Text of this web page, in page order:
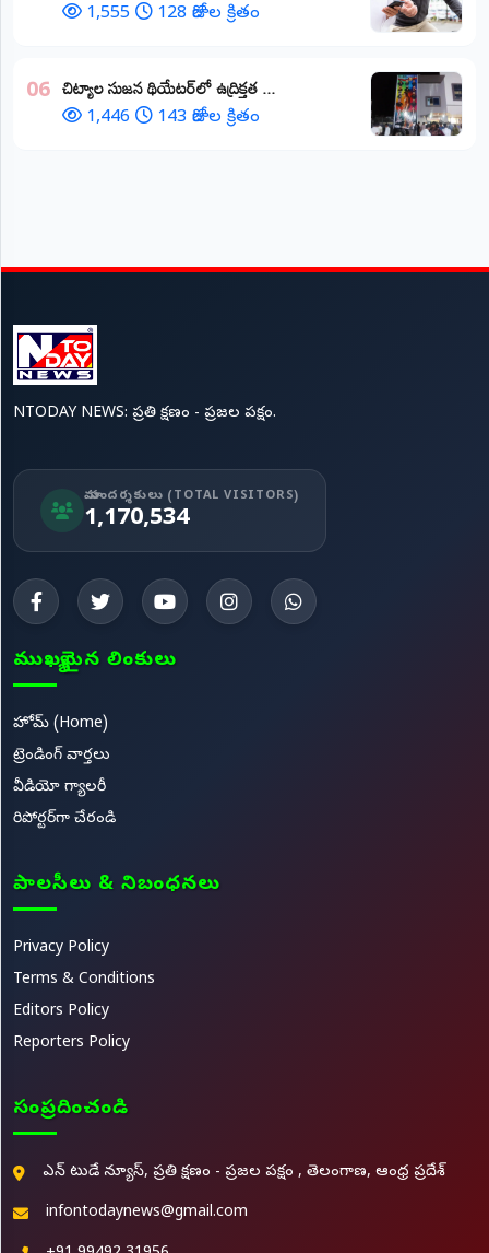
1,555 128 రోజుల క్రితం
06 చిట్యాల సుజన థియేటర్‌లో ఉద్రిక్తత ...
1,446 143 రోజుల క్రితం
NTODAY NEWS: ప్రతి క్షణం - ప్రజల పక్షం.
మా సందర్శకులు (TOTAL VISITORS)
1,170,534
ముఖ్యమైన లింకులు
హోమ్ (Home)
ట్రెండింగ్ వార్తలు
వీడియో గ్యాలరీ
రిపోర్టర్‌గా చేరండి
పాలసీలు & నిబంధనలు
Privacy Policy
Terms & Conditions
Editors Policy
Reporters Policy
సంప్రదించండి
ఎన్ టుడే న్యూస్, ప్రతి క్షణం - ప్రజల పక్షం , తెలంగాణ, ఆంధ్ర ప్రదేశ్
infontodaynews@gmail.com